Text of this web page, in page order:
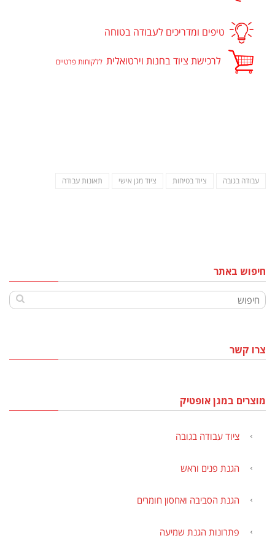
טיפים ומדריכים לעבודה בטוחה
לרכישת ציוד בחנות וירטואלית ללקוחות פרטיים
עבודה בגובה ציוד בטיחות ציוד מגן אישי תאונות עבודה
חיפוש באתר
צרו קשר
מוצרים במגן אופטיק
ציוד עבודה בגובה
הגנת פנים וראש
הגנת הסביבה ואחסון חומרים
פתרונות הגנת שמיעה